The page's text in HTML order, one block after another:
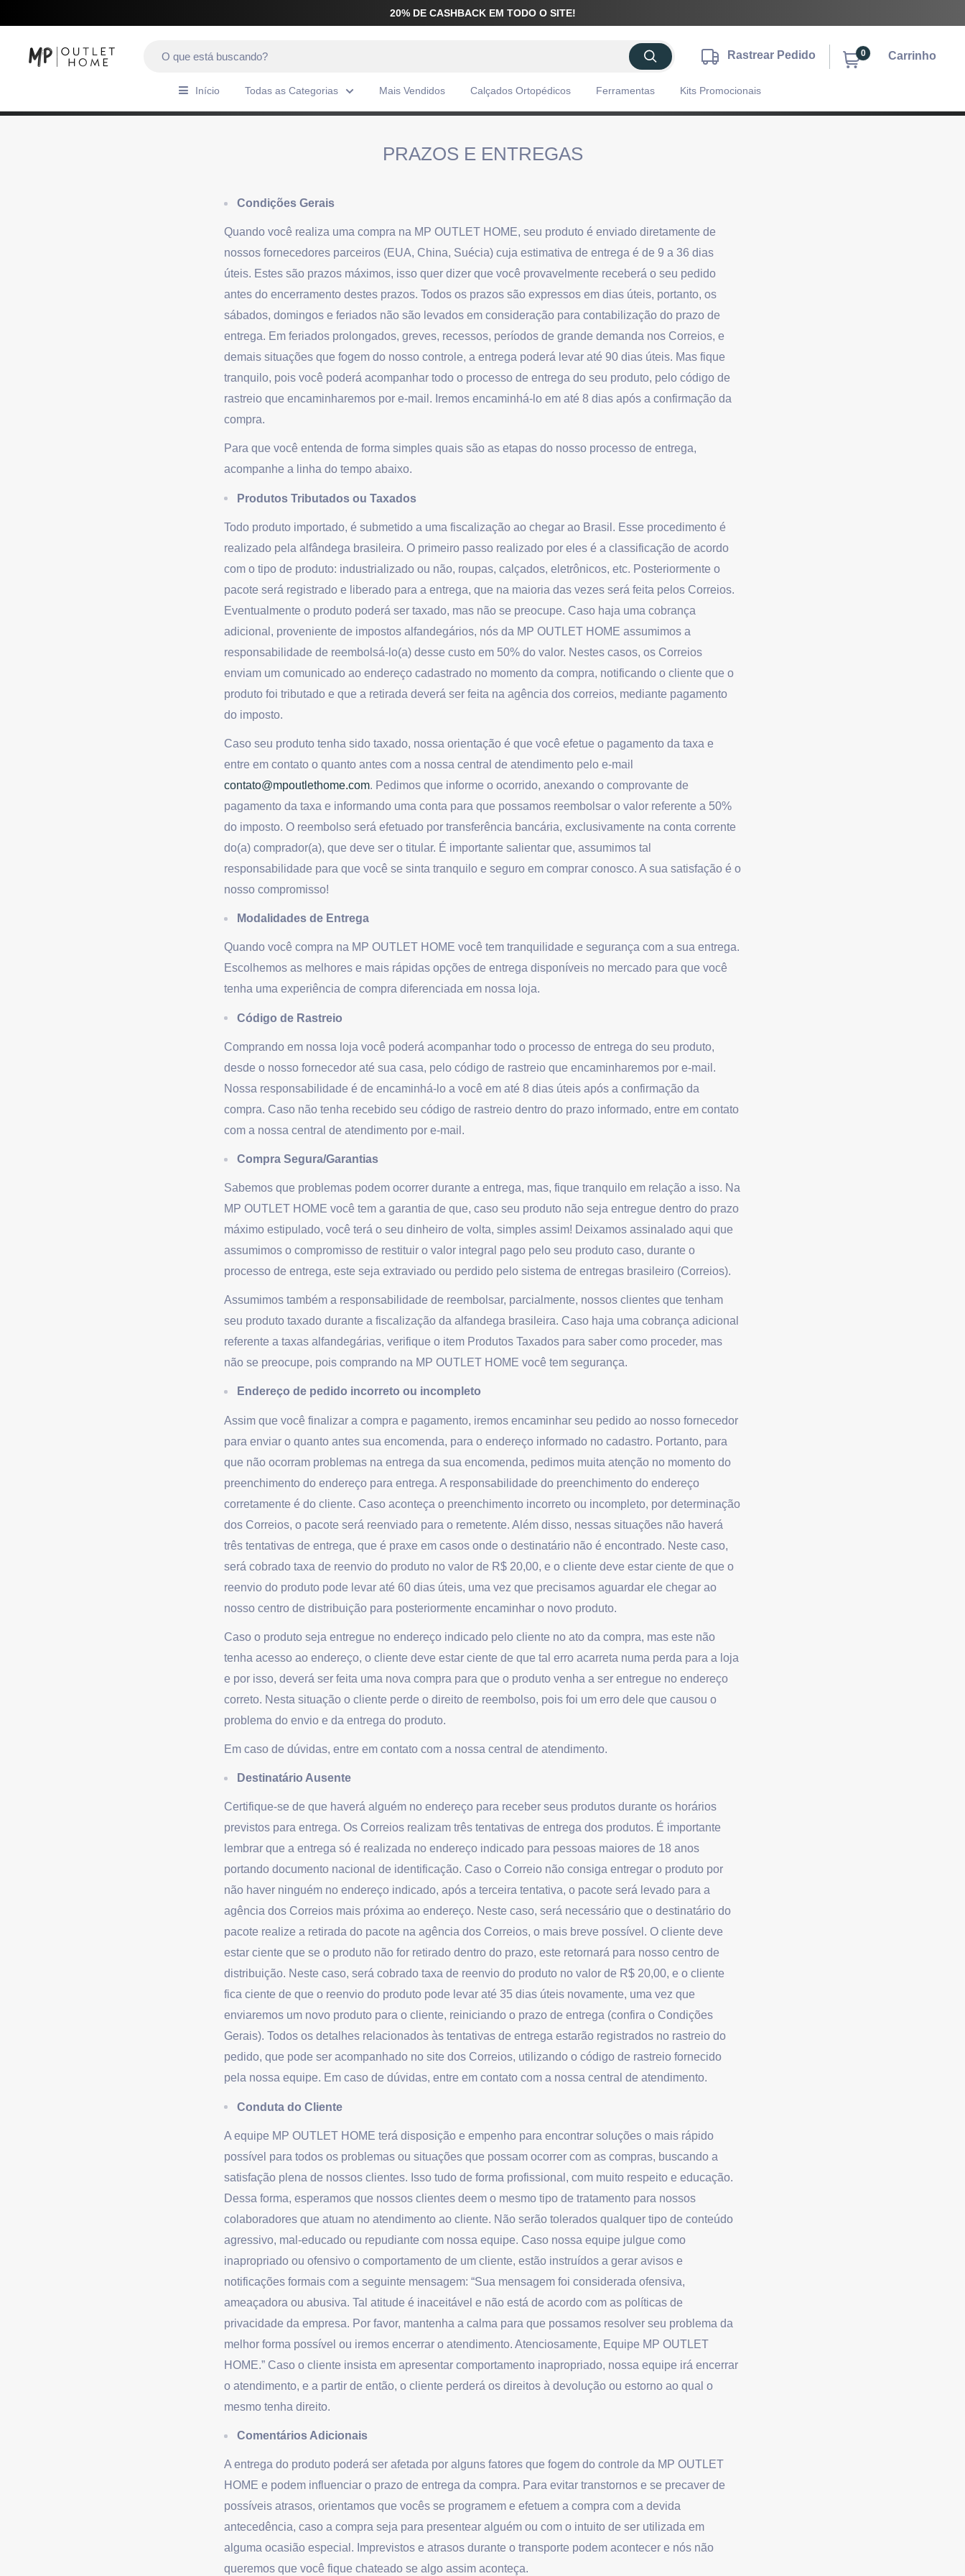
20% DE CASHBACK EM TODO O SITE!
Rastrear Pedido 0 Carrinho
Início Todas as Categorias Mais Vendidos Calçados Ortopédicos Ferramentas Kits Promocionais
PRAZOS E ENTREGAS
Condições Gerais
Quando você realiza uma compra na MP OUTLET HOME, seu produto é enviado diretamente de
nossos fornecedores parceiros (EUA, China, Suécia) cuja estimativa de entrega é de 9 a 36 dias
úteis. Estes são prazos máximos, isso quer dizer que você provavelmente receberá o seu pedido
antes do encerramento destes prazos. Todos os prazos são expressos em dias úteis, portanto, os
sábados, domingos e feriados não são levados em consideração para contabilização do prazo de
entrega. Em feriados prolongados, greves, recessos, períodos de grande demanda nos Correios, e
demais situações que fogem do nosso controle, a entrega poderá levar até 90 dias úteis. Mas fique
tranquilo, pois você poderá acompanhar todo o processo de entrega do seu produto, pelo código de
rastreio que encaminharemos por e-mail. Iremos encaminhá-lo em até 8 dias após a confirmação da
compra.
Para que você entenda de forma simples quais são as etapas do nosso processo de entrega,
acompanhe a linha do tempo abaixo.
Produtos Tributados ou Taxados
Todo produto importado, é submetido a uma fiscalização ao chegar ao Brasil. Esse procedimento é
realizado pela alfândega brasileira. O primeiro passo realizado por eles é a classificação de acordo
com o tipo de produto: industrializado ou não, roupas, calçados, eletrônicos, etc. Posteriormente o
pacote será registrado e liberado para a entrega, que na maioria das vezes será feita pelos Correios.
Eventualmente o produto poderá ser taxado, mas não se preocupe. Caso haja uma cobrança
adicional, proveniente de impostos alfandegários, nós da MP OUTLET HOME assumimos a
responsabilidade de reembolsá-lo(a) desse custo em 50% do valor. Nestes casos, os Correios
enviam um comunicado ao endereço cadastrado no momento da compra, notificando o cliente que o
produto foi tributado e que a retirada deverá ser feita na agência dos correios, mediante pagamento
do imposto.
Caso seu produto tenha sido taxado, nossa orientação é que você efetue o pagamento da taxa e
entre em contato o quanto antes com a nossa central de atendimento pelo e-mail
contato@mpoutlethome.com. Pedimos que informe o ocorrido, anexando o comprovante de
pagamento da taxa e informando uma conta para que possamos reembolsar o valor referente a 50%
do imposto. O reembolso será efetuado por transferência bancária, exclusivamente na conta corrente
do(a) comprador(a), que deve ser o titular. É importante salientar que, assumimos tal
responsabilidade para que você se sinta tranquilo e seguro em comprar conosco. A sua satisfação é o
nosso compromisso!
Modalidades de Entrega
Quando você compra na MP OUTLET HOME você tem tranquilidade e segurança com a sua entrega.
Escolhemos as melhores e mais rápidas opções de entrega disponíveis no mercado para que você
tenha uma experiência de compra diferenciada em nossa loja.
Código de Rastreio
Comprando em nossa loja você poderá acompanhar todo o processo de entrega do seu produto,
desde o nosso fornecedor até sua casa, pelo código de rastreio que encaminharemos por e-mail.
Nossa responsabilidade é de encaminhá-lo a você em até 8 dias úteis após a confirmação da
compra. Caso não tenha recebido seu código de rastreio dentro do prazo informado, entre em contato
com a nossa central de atendimento por e-mail.
Compra Segura/Garantias
Sabemos que problemas podem ocorrer durante a entrega, mas, fique tranquilo em relação a isso. Na
MP OUTLET HOME você tem a garantia de que, caso seu produto não seja entregue dentro do prazo
máximo estipulado, você terá o seu dinheiro de volta, simples assim! Deixamos assinalado aqui que
assumimos o compromisso de restituir o valor integral pago pelo seu produto caso, durante o
processo de entrega, este seja extraviado ou perdido pelo sistema de entregas brasileiro (Correios).
Assumimos também a responsabilidade de reembolsar, parcialmente, nossos clientes que tenham
seu produto taxado durante a fiscalização da alfandega brasileira. Caso haja uma cobrança adicional
referente a taxas alfandegárias, verifique o item Produtos Taxados para saber como proceder, mas
não se preocupe, pois comprando na MP OUTLET HOME você tem segurança.
Endereço de pedido incorreto ou incompleto
Assim que você finalizar a compra e pagamento, iremos encaminhar seu pedido ao nosso fornecedor
para enviar o quanto antes sua encomenda, para o endereço informado no cadastro. Portanto, para
que não ocorram problemas na entrega da sua encomenda, pedimos muita atenção no momento do
preenchimento do endereço para entrega. A responsabilidade do preenchimento do endereço
corretamente é do cliente. Caso aconteça o preenchimento incorreto ou incompleto, por determinação
dos Correios, o pacote será reenviado para o remetente. Além disso, nessas situações não haverá
três tentativas de entrega, que é praxe em casos onde o destinatário não é encontrado. Neste caso,
será cobrado taxa de reenvio do produto no valor de R$ 20,00, e o cliente deve estar ciente de que o
reenvio do produto pode levar até 60 dias úteis, uma vez que precisamos aguardar ele chegar ao
nosso centro de distribuição para posteriormente encaminhar o novo produto.
Caso o produto seja entregue no endereço indicado pelo cliente no ato da compra, mas este não
tenha acesso ao endereço, o cliente deve estar ciente de que tal erro acarreta numa perda para a loja
e por isso, deverá ser feita uma nova compra para que o produto venha a ser entregue no endereço
correto. Nesta situação o cliente perde o direito de reembolso, pois foi um erro dele que causou o
problema do envio e da entrega do produto.
Em caso de dúvidas, entre em contato com a nossa central de atendimento.
Destinatário Ausente
Certifique-se de que haverá alguém no endereço para receber seus produtos durante os horários
previstos para entrega. Os Correios realizam três tentativas de entrega dos produtos. É importante
lembrar que a entrega só é realizada no endereço indicado para pessoas maiores de 18 anos
portando documento nacional de identificação. Caso o Correio não consiga entregar o produto por
não haver ninguém no endereço indicado, após a terceira tentativa, o pacote será levado para a
agência dos Correios mais próxima ao endereço. Neste caso, será necessário que o destinatário do
pacote realize a retirada do pacote na agência dos Correios, o mais breve possível. O cliente deve
estar ciente que se o produto não for retirado dentro do prazo, este retornará para nosso centro de
distribuição. Neste caso, será cobrado taxa de reenvio do produto no valor de R$ 20,00, e o cliente
fica ciente de que o reenvio do produto pode levar até 35 dias úteis novamente, uma vez que
enviaremos um novo produto para o cliente, reiniciando o prazo de entrega (confira o Condições
Gerais). Todos os detalhes relacionados às tentativas de entrega estarão registrados no rastreio do
pedido, que pode ser acompanhado no site dos Correios, utilizando o código de rastreio fornecido
pela nossa equipe. Em caso de dúvidas, entre em contato com a nossa central de atendimento.
Conduta do Cliente
A equipe MP OUTLET HOME terá disposição e empenho para encontrar soluções o mais rápido
possível para todos os problemas ou situações que possam ocorrer com as compras, buscando a
satisfação plena de nossos clientes. Isso tudo de forma profissional, com muito respeito e educação.
Dessa forma, esperamos que nossos clientes deem o mesmo tipo de tratamento para nossos
colaboradores que atuam no atendimento ao cliente. Não serão tolerados qualquer tipo de conteúdo
agressivo, mal-educado ou repudiante com nossa equipe. Caso nossa equipe julgue como
inapropriado ou ofensivo o comportamento de um cliente, estão instruídos a gerar avisos e
notificações formais com a seguinte mensagem: “Sua mensagem foi considerada ofensiva,
ameaçadora ou abusiva. Tal atitude é inaceitável e não está de acordo com as políticas de
privacidade da empresa. Por favor, mantenha a calma para que possamos resolver seu problema da
melhor forma possível ou iremos encerrar o atendimento. Atenciosamente, Equipe MP OUTLET
HOME.” Caso o cliente insista em apresentar comportamento inapropriado, nossa equipe irá encerrar
o atendimento, e a partir de então, o cliente perderá os direitos à devolução ou estorno ao qual o
mesmo tenha direito.
Comentários Adicionais
A entrega do produto poderá ser afetada por alguns fatores que fogem do controle da MP OUTLET
HOME e podem influenciar o prazo de entrega da compra. Para evitar transtornos e se precaver de
possíveis atrasos, orientamos que vocês se programem e efetuem a compra com a devida
antecedência, caso a compra seja para presentear alguém ou com o intuito de ser utilizada em
alguma ocasião especial. Imprevistos e atrasos durante o transporte podem acontecer e nós não
queremos que você fique chateado se algo assim aconteça.